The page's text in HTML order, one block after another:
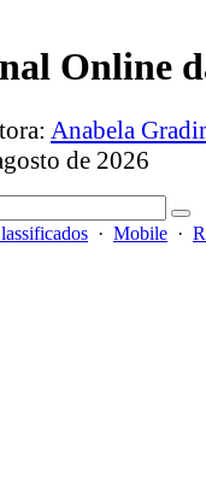
Online
Anabela
de 2026
· Mobile ·